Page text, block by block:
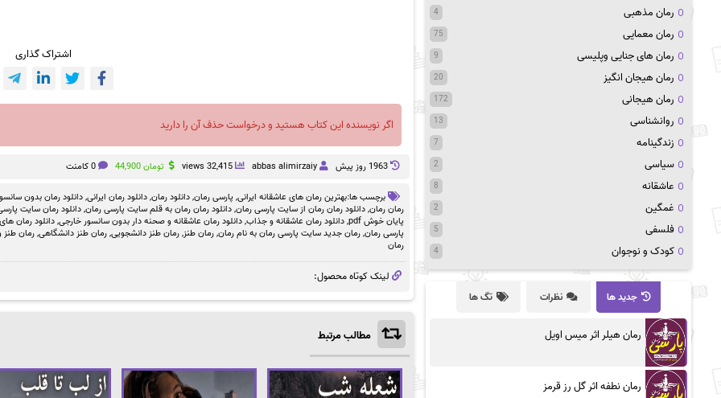
اشتراک گذاری
اگر نویسنده این کتاب هستید و درخواست حذف آن را دارید
1963 روز پيش abbas alimirzaiy
32,415 views تومان 0 کامنت
برچسب ها:بهترین رمان های عاشقانه ایرانی, پارسی رمان,دانلود رمان,دانلود رمان ایرانی,دانلود رمان بدون
رمان رمان,دانلود رمان رمان از سایت پارسی رمان,دانلود رمان رمان به قلم سایت پارسی رمان,دانلود رمان سایت
پایان خوش pdf
,دانلود رمان عاشقانه و جذاب,دانلود رمان عاشقانه و صحنه دار بدون سانسور خارجی,دانلود رمان
پارسی رمان,رمان جدید سایت پارسی رمان به نام رمان,رمان طنز,رمان طنز دانشجویی,رمان طنز دانشگاهی,رمان طنز
رمان
لینک کوتاه محصول:
مطالب مرتبط
رمان مذهبی 4
رمان معمایی 75
رمان های جنایی وپلیسی 9
رمان هیجان انگیز 20
رمان هیجانی 172
روانشناسی 13
زندگینامه 7
سیاسی 2
عاشقانه 8
غمگین 2
فلسفی 5
کودک و نوجوان 4
جدید ها نظرات تگ ها
رمان هیلر اثر میس اویل
رمان نطفه اثر گل رز قرمز